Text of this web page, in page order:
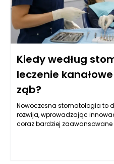
Kiedy według
leczenie
ząb?
Nowoczesna stomatologia to
rozwija, wprowadzając
coraz bardziej zaawansowane
kanałowe, często będące